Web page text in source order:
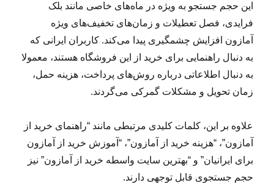
این حجم جستجو به ویژه در ماه‌های خاصی مانند بلک
فرایدی، فصل تعطیلات و زمان‌های تخفیف‌های ویژه
آمازون افزایش چشمگیری پیدا می‌کند. کاربران ایرانی که
به دنبال راهنمایی برای خرید از این فروشگاه هستند، معمولا
به دنبال اطلاعاتی درباره روش‌های پرداخت، هزینه حمل،
زمان تحویل و مشکلات گمرکی می‌گردند.
علاوه بر این، کلمات کلیدی مرتبطی مانند “راهنمای خرید از
آمازون”، “هزینه خرید از آمازون”، “آموزش خرید از آمازون
برای ایرانیان” و “بهترین سایت واسطه خرید از آمازون” نیز
حجم جستجوی قابل توجهی دارند.